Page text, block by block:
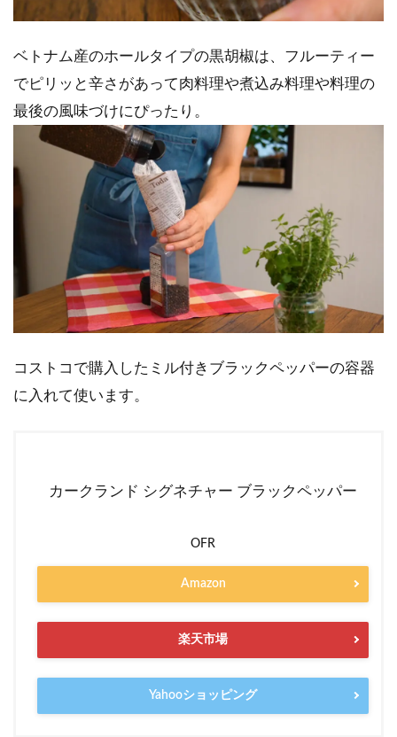
ベトナム産のホールタイプの黒胡椒は、フルーティー
でピリッと辛さがあって肉料理や煮込み料理や料理の
最後の風味づけにぴったり。
コストコで購入したミル付きブラックペッパーの容器
に入れて使います。
カークランド シグネチャー ブラックペッパー
OFR
Amazon
楽天市場
Yahooショッピング